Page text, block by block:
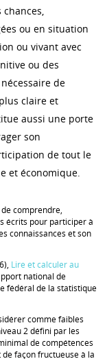
chances,
ou en situation
ou vivant avec
ou des
de
claire et
aussi une porte
son
de tout le
et économique.
comprendre,
écrits pour participer à
connaissances et son
Lire et calculer au
national de
fédéral de la statistique
comme faibles
2 défini par les
de compétences
façon fructueuse à la